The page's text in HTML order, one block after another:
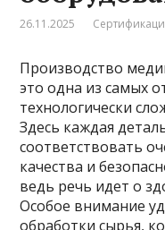
26.11.2025
Производство
это одна из самых
технологически
Здесь каждая
соответствовать
качества и
ведь речь идет о
Особое внимание
обработки сырья,